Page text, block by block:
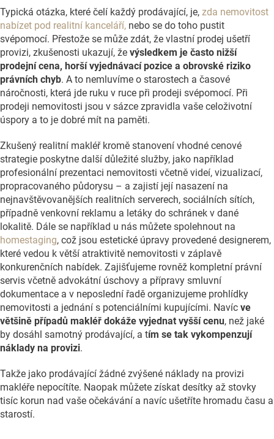
Typická otázka, které čelí každý prodávající, je, zda nemovitost
nabízet pod realitní kanceláří, nebo se do toho pustit
svépomocí. Přestože se může zdát, že vlastní prodej ušetří
provizi, zkušenosti ukazují, že výsledkem je často nižší
prodejní cena, horší vyjednávací pozice a obrovské riziko
právních chyb. A to nemluvíme o starostech a časové
náročnosti, která jde ruku v ruce při prodeji svépomocí. Při
prodeji nemovitosti jsou v sázce zpravidla vaše celoživotní
úspory a to je dobré mít na paměti.
Zkušený realitní makléř kromě stanovení vhodné cenové
strategie poskytne další důležité služby, jako například
profesionální prezentaci nemovitosti včetně videí, vizualizací,
propracovaného půdorysu – a zajistí její nasazení na
nejnavštěvovanějších realitních serverech, sociálních sítích,
případně venkovní reklamu a letáky do schránek v dané
lokalitě. Dále se například u nás můžete spolehnout na
homestaging, což jsou estetické úpravy provedené designerem,
které vedou k větší atraktivitě nemovitosti v záplavě
konkurenčních nabídek. Zajišťujeme rovněž kompletní právní
servis včetně advokátní úschovy a přípravy smluvní
dokumentace a v neposlední řadě organizujeme prohlídky
nemovitosti a jednání s potenciálními kupujícími. Navíc ve
většině případů makléř dokáže vyjednat vyšší cenu, než jaké
by dosáhl samotný prodávající, a tím se tak vykompenzují
náklady na provizi.
Takže jako prodávající žádné zvýšené náklady na provizi
makléře nepocítíte. Naopak můžete získat desítky až stovky
tisíc korun nad vaše očekávání a navíc ušetříte hromadu času a
starostí.